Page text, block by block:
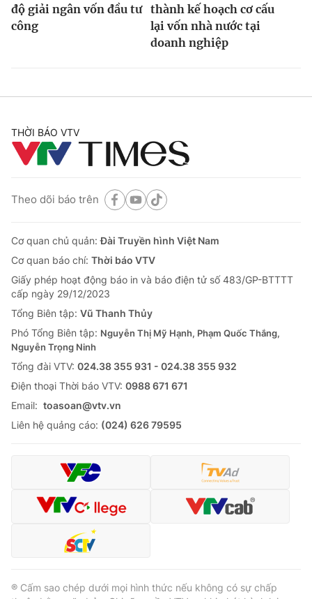
độ giải ngân vốn đầu tư
công
thành kế hoạch cơ cấu
lại vốn nhà nước tại
doanh nghiệp
THỜI BÁO VTV
Theo dõi báo trên
Cơ quan chủ quản:Đài Truyền hình Việt Nam
Cơ quan báo chí: Thời báo VTV
Giấy phép hoạt động báo in và báo điện tử số 483/GP-BTTTT
cấp ngày 29/12/2023
Tổng Biên tập: Vũ Thanh Thủy
Phó Tổng Biên tập: Nguyễn Thị Mỹ Hạnh, Phạm Quốc Thắng,
Nguyễn Trọng Ninh
Tổng đài VTV: 024.38 355 931 - 024.38 355 932
Ðiện thoại Thời báo VTV: 0988 671 671
Email: toasoan@vtv.vn
Liên hệ quảng cáo: (024) 626 79595
® Cấm sao chép dưới mọi hình thức nếu không có sự chấp